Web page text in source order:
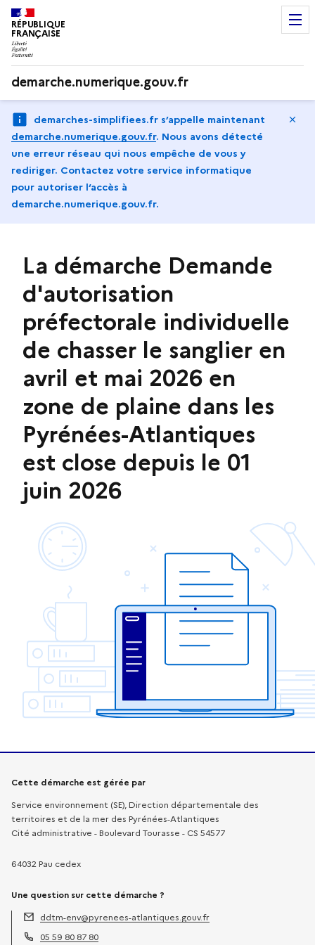
RÉPUBLIQUE
FRANÇAISE
demarche.numerique.gouv.fr
demarches-simplifiees.fr s’appelle maintenant
demarche.numerique.gouv.fr. Nous avons détecté
une erreur réseau qui nous empêche de vous y
rediriger. Contactez votre service informatique
pour autoriser l‘accès à
demarche.numerique.gouv.fr.
La démarche Demande
d'autorisation
préfectorale individuelle
de chasser le sanglier en
avril et mai 2026 en
zone de plaine dans les
Pyrénées-Atlantiques
est close depuis le 01
juin 2026
Informations sur la démarche
Cette démarche est gérée par
Service environnement (SE), Direction départementale des
territoires et de la mer des Pyrénées-Atlantiques
Cité administrative - Boulevard Tourasse - CS 54577
64032 Pau cedex
Une question sur cette démarche ?
Adresse électronique :
ddtm-env@pyrenees-atlantiques.gouv.fr
05 59 80 87 80